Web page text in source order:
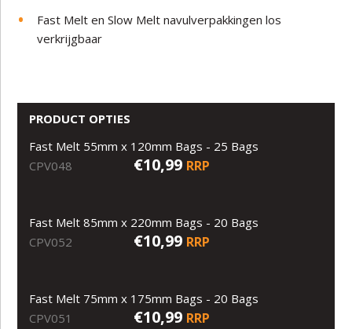
Fast Melt en Slow Melt navulverpakkingen los
verkrijgbaar
PRODUCT OPTIES
Fast Melt 55mm x 120mm Bags - 25 Bags
CPV048
€10,99 RRP
Fast Melt 85mm x 220mm Bags - 20 Bags
CPV052
€10,99 RRP
Fast Melt 75mm x 175mm Bags - 20 Bags
CPV051
€10,99 RRP